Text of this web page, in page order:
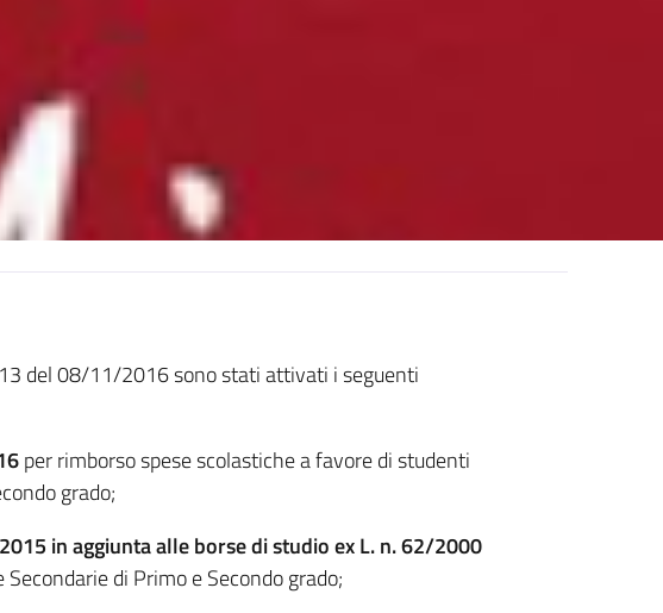
del 08/11/2016 sono stati attivati i seguenti
per rimborso spese scolastiche a favore di studenti
grado;
in aggiunta alle borse di studio ex L. n. 62/2000
di Primo e Secondo grado;